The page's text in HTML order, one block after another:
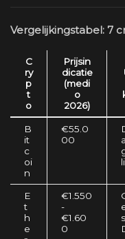
Vergelijkingstabel: 7
C
ry
p
t
o
Prijsin
dicatie
(medi
o
2026)
B
it
c
oi
n
€55.0
00
E
t
h
e
€1.550
-
€1.60
0